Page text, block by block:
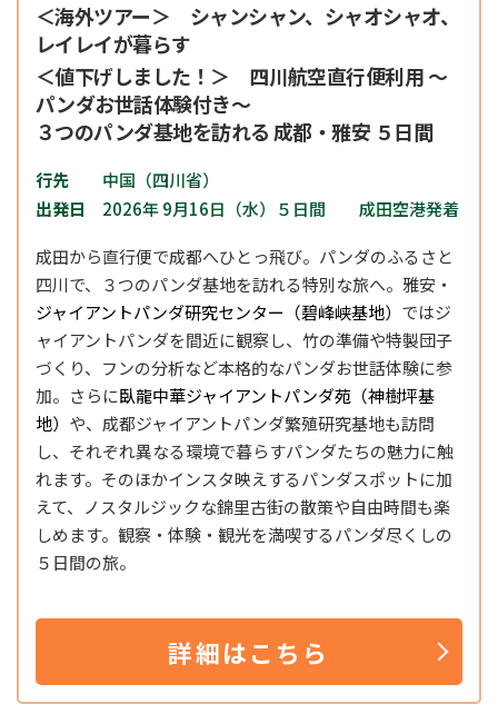
＜海外ツアー＞ シャンシャン、シャオシャオ、
レイレイが暮らす
＜値下げしました！＞ 四川航空直行便利用 ～
パンダお世話体験付き～
３つのパンダ基地を訪れる 成都・雅安 ５日間
行先
中国（四川省）
出発日
2026年 9月16日（水）５日間 成田空港発着
成田から直行便で成都へひとっ飛び。パンダのふるさと
四川で、３つのパンダ基地を訪れる特別な旅へ。雅安・
ジャイアントパンダ研究センター（碧峰峡基地） ではジ
ャイアントパンダを間近に観察し、竹の準備や特製団子
づくり、フンの分析など本格的なパンダお世話体験に参
加。さらに臥龍中華ジャイアントパンダ苑（神樹坪基
地） や、成都ジャイアントパンダ繁殖研究基地も訪問
し、それぞれ異なる環境で暮らすパンダたちの魅力に触
れます。そのほかインスタ映えするパンダスポットに加
えて、ノスタルジックな錦里古街の散策や自由時間も楽
しめます。観察・体験・観光を満喫するパンダ尽くしの
５日間の旅。
詳細はこちら